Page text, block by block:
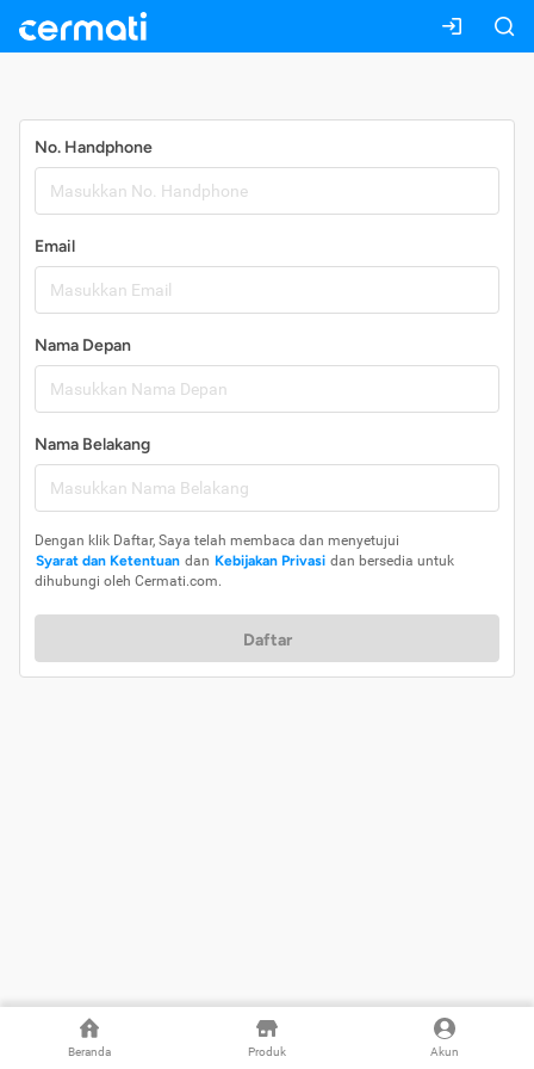
Beranda Produk Akun
No. Handphone
Email
Nama Depan
Nama Belakang
Dengan klik Daftar, Saya telah membaca dan menyetujui
Syarat dan Ketentuan dan Kebijakan Privasi dan bersedia untuk
dihubungi oleh Cermati.com.
Daftar